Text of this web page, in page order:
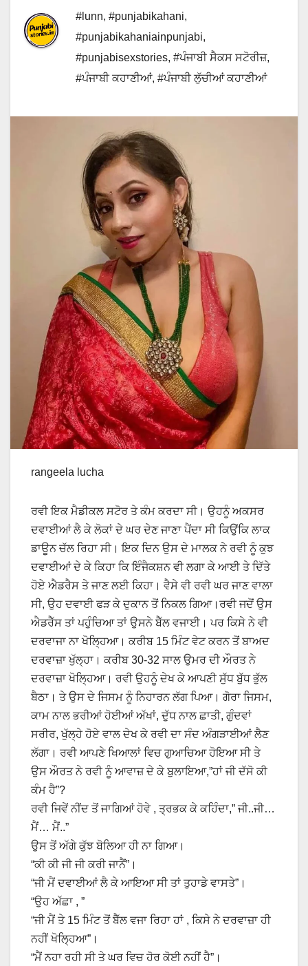
#lunn, #punjabikahani,
#punjabikahaniainpunjabi,
#punjabisexstories, #ਪੰਜਾਬੀ ਸੈਕਸ ਸਟੋਰੀਜ਼,
#ਪੰਜਾਬੀ ਕਹਾਣੀਆਂ, #ਪੰਜਾਬੀ ਲੁੱਚੀਆਂ ਕਹਾਣੀਆਂ
rangeela lucha
ਰਵੀ ਇਕ ਮੈਡੀਕਲ ਸਟੋਰ ਤੇ ਕੰਮ ਕਰਦਾ ਸੀ। ਉਹਨੂੰ ਅਕਸਰ
ਦਵਾਈਆਂ ਲੈ ਕੇ ਲੋਕਾਂ ਦੇ ਘਰ ਦੇਣ ਜਾਣਾ ਪੈਂਦਾ ਸੀ ਕਿਉਂਕਿ ਲਾਕ
ਡਾਊਨ ਚੱਲ ਰਿਹਾ ਸੀ। ਇਕ ਦਿਨ ਉਸ ਦੇ ਮਾਲਕ ਨੇ ਰਵੀ ਨੂੰ ਕੁਝ
ਦਵਾਈਆਂ ਦੇ ਕੇ ਕਿਹਾ ਕਿ ਇੰਜੈਕਸ਼ਨ ਵੀ ਲਗਾ ਕੇ ਆਈ ਤੇ ਦਿੱਤੇ
ਹੋਏ ਐਡਰੈਸ ਤੇ ਜਾਣ ਲਈ ਕਿਹਾ। ਵੈਸੇ ਵੀ ਰਵੀ ਘਰ ਜਾਣ ਵਾਲਾ
ਸੀ, ਉਹ ਦਵਾਈ ਫੜ ਕੇ ਦੁਕਾਨ ਤੋਂ ਨਿਕਲ ਗਿਆ।ਰਵੀ ਜਦੋਂ ਉਸ
ਐਡਰੈੱਸ ਤਾਂ ਪਹੁੰਚਿਆ ਤਾਂ ਉਸਨੇ ਬੈੱਲ ਵਜਾਈ। ਪਰ ਕਿਸੇ ਨੇ ਵੀ
ਦਰਵਾਜਾ ਨਾ ਖੋਲ੍ਹਿਆ। ਕਰੀਬ 15 ਮਿੰਟ ਵੇਟ ਕਰਨ ਤੋਂ ਬਾਅਦ
ਦਰਵਾਜ਼ਾ ਖੁੱਲ੍ਹਾ। ਕਰੀਬ 30-32 ਸਾਲ ਉਮਰ ਦੀ ਔਰਤ ਨੇ
ਦਰਵਾਜ਼ਾ ਖੋਲ੍ਹਿਆ। ਰਵੀ ਉਹਨੂੰ ਦੇਖ ਕੇ ਆਪਣੀ ਸੁੱਧ ਬੁੱਧ ਭੁੱਲ
ਬੈਠਾ। ਤੇ ਉਸ ਦੇ ਜਿਸਮ ਨੂੰ ਨਿਹਾਰਨ ਲੱਗ ਪਿਆ। ਗੋਰਾ ਜਿਸਮ,
ਕਾਮ ਨਾਲ ਭਰੀਆਂ ਹੋਈਆਂ ਅੱਖਾਂ, ਦੁੱਧ ਨਾਲ ਛਾਤੀ, ਗੁੰਦਵਾਂ
ਸਰੀਰ, ਖੁੱਲ੍ਹੇ ਹੋਏ ਵਾਲ ਦੇਖ ਕੇ ਰਵੀ ਦਾ ਸੰਦ ਅੰਗੜਾਈਆਂ ਲੈਣ
ਲੱਗਾ। ਰਵੀ ਆਪਣੇ ਖਿਆਲਾਂ ਵਿਚ ਗੁਆਚਿਆ ਹੋਇਆ ਸੀ ਤੇ
ਉਸ ਔਰਤ ਨੇ ਰਵੀ ਨੂੰ ਆਵਾਜ਼ ਦੇ ਕੇ ਬੁਲਾਇਆ,”ਹਾਂ ਜੀ ਦੱਸੋ ਕੀ
ਕੰਮ ਹੈ”?
ਰਵੀ ਜਿਵੇਂ ਨੀਂਦ ਤੋਂ ਜਾਗਿਆਂ ਹੋਵੇ , ਤ੍ਰਭਕ ਕੇ ਕਹਿੰਦਾ,” ਜੀ..ਜੀ…
ਮੈਂ… ਮੈਂ..”
ਉਸ ਤੋਂ ਅੱਗੇ ਕੁੱਝ ਬੋਲਿਆ ਹੀ ਨਾ ਗਿਆ।
“ਕੀ ਕੀ ਜੀ ਜੀ ਕਰੀ ਜਾਨੈਂ”।
“ਜੀ ਮੈਂ ਦਵਾਈਆਂ ਲੈ ਕੇ ਆਇਆ ਸੀ ਤਾਂ ਤੁਹਾਡੇ ਵਾਸਤੇ”।
“ਉਹ ਅੱਛਾ , ”
“ਜੀ ਮੈਂ ਤੇ 15 ਮਿੰਟ ਤੋਂ ਬੈੱਲ ਵਜਾ ਰਿਹਾ ਹਾਂ , ਕਿਸੇ ਨੇ ਦਰਵਾਜ਼ਾ ਹੀ
ਨਹੀਂ ਖੋਲ੍ਹਿਆ”।
“ਮੈਂ ਨਹਾ ਰਹੀ ਸੀ ਤੇ ਘਰ ਵਿਚ ਹੋਰ ਕੋਈ ਨਹੀਂ ਹੈ”।